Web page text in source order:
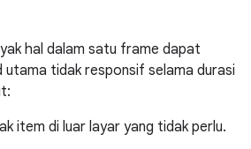
hal dalam satu frame dapat
utama tidak responsif selama durasi
item di luar layar yang tidak perlu.